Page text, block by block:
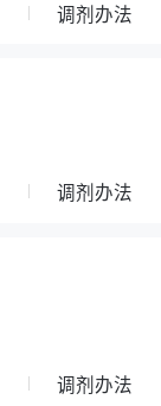
调剂办法
调剂办法
调剂办法